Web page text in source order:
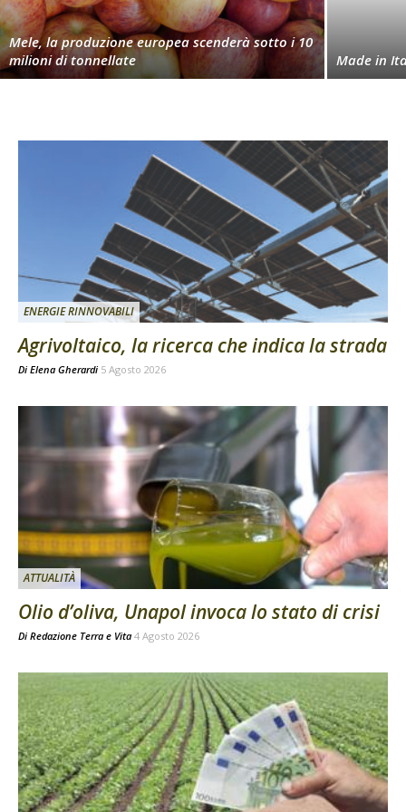
Mele, la produzione europea scenderà sotto i 10
milioni di tonnellate
Made in
ENERGIE RINNOVABILI
Agrivoltaico, la ricerca che indica la strada
Di Elena Gherardi 5 Agosto 2026
ATTUALITÀ
Olio d’oliva, Unapol invoca lo stato di crisi
Di Redazione Terra e Vita 4 Agosto 2026